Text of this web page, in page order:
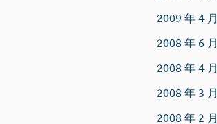
2009 年 4 月
2008 年 6 月
2008 年 4 月
2008 年 3 月
2008 年 2 月